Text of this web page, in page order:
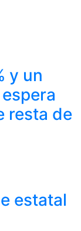
y un
resta de
estatal